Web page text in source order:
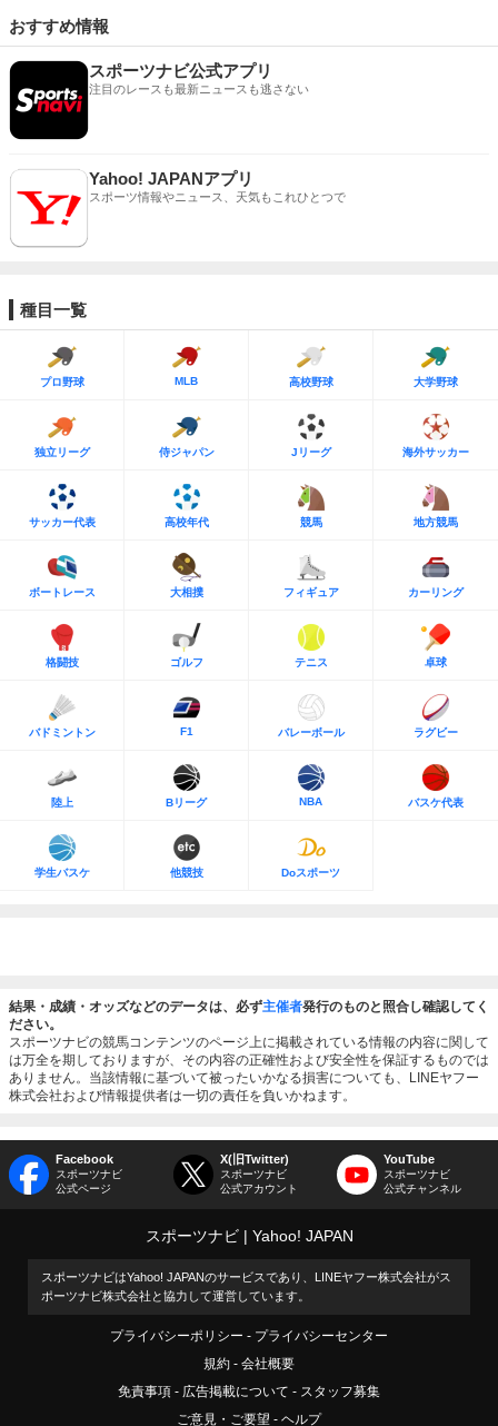
おすすめ情報
スポーツナビ公式アプリ
注目のレースも最新ニュースも逃さない
Yahoo! JAPANアプリ
スポーツ情報やニュース、天気もこれひとつで
種目一覧
プロ野球 MLB 高校野球 大学野球
独立リーグ 侍ジャパン Jリーグ 海外サッカー
サッカー代表 高校年代 競馬 地方競馬
ボートレース 大相撲 フィギュア カーリング
格闘技 ゴルフ テニス 卓球
バドミントン F1 バレーボール ラグビー
陸上 Bリーグ NBA バスケ代表
学生バスケ 他競技 Doスポーツ
結果・成績・オッズなどのデータは、必ず主催者発行のものと照合し確認してく
ださい。
スポーツナビの競馬コンテンツのページ上に掲載されている情報の内容に関して
は万全を期しておりますが、その内容の正確性および安全性を保証するものでは
ありません。当該情報に基づいて被ったいかなる損害についても、LINEヤフー
株式会社および情報提供者は一切の責任を負いかねます。
Facebook
スポーツナビ
公式ページ
X(旧Twitter)
スポーツナビ
公式アカウント
YouTube
スポーツナビ
公式チャンネル
スポーツナビ Yahoo! JAPAN
スポーツナビはYahoo! JAPANのサービスであり、LINEヤフー株式会社がス
ポーツナビ株式会社と協力して運営しています。
プライバシーポリシー
プライバシーセンター
規約
会社概要
免責事項
広告掲載について
スタッフ募集
ご意見・ご要望
ヘルプ